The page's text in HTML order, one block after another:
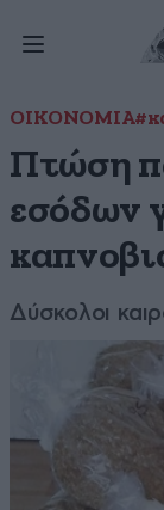
ΟΙΚΟΝΟΜΙΑ
Πτώση
εσόδων
Δύσκολοι